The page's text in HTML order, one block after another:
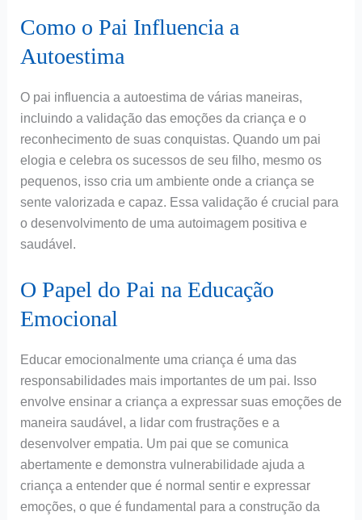
Como o Pai Influencia a
Autoestima
O pai influencia a autoestima de várias maneiras,
incluindo a validação das emoções da criança e o
reconhecimento de suas conquistas. Quando um pai
elogia e celebra os sucessos de seu filho, mesmo os
pequenos, isso cria um ambiente onde a criança se
sente valorizada e capaz. Essa validação é crucial para
o desenvolvimento de uma autoimagem positiva e
saudável.
O Papel do Pai na Educação
Emocional
Educar emocionalmente uma criança é uma das
responsabilidades mais importantes de um pai. Isso
envolve ensinar a criança a expressar suas emoções de
maneira saudável, a lidar com frustrações e a
desenvolver empatia. Um pai que se comunica
abertamente e demonstra vulnerabilidade ajuda a
criança a entender que é normal sentir e expressar
emoções, o que é fundamental para a construção da